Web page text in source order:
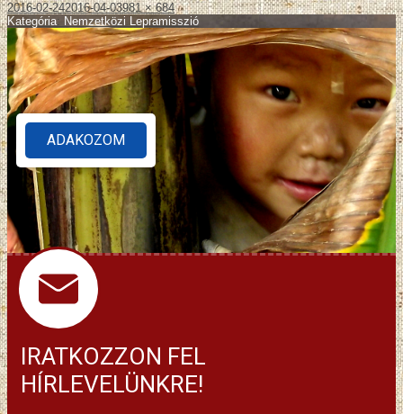
2016-02-242016-04-03981 × 684
Kategória: Nemzetközi Lepramisszió
ADAKOZOM
IRATKOZZON FEL
HÍRLEVELÜNKRE!